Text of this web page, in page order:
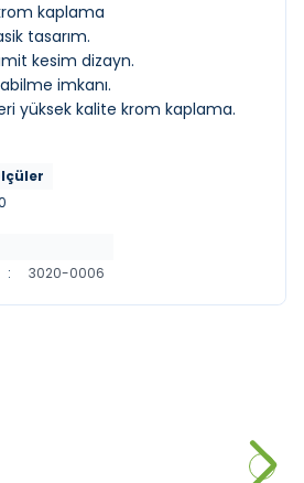
kaplama
tasarım.
kesim dizayn.
imkanı.
yüksek kalite krom kaplama.
: 3020-0006